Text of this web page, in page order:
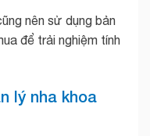
nên sử dụng bản
để trải nghiệm tính
lý nha khoa